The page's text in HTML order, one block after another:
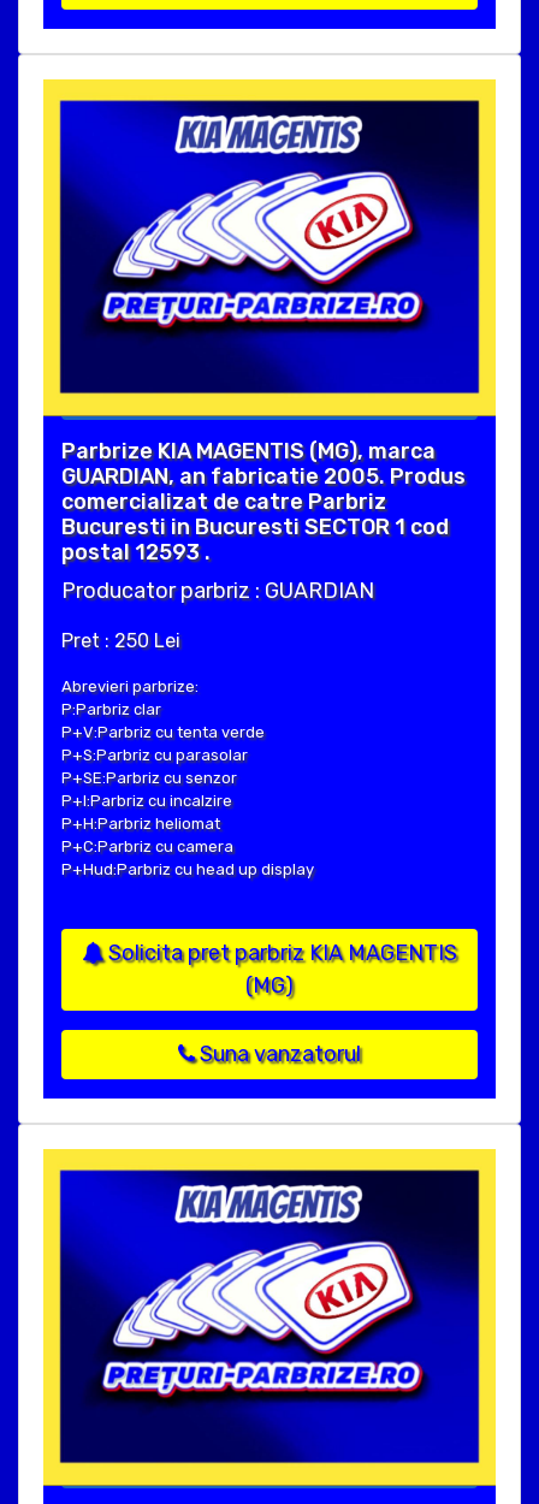
Parbrize KIA MAGENTIS (MG), marca
GUARDIAN, an fabricatie 2005. Produs
comercializat de catre Parbriz
Bucuresti in Bucuresti SECTOR 1 cod
postal 12593 .
Producator parbriz : GUARDIAN
Pret : 250 Lei
Abrevieri parbrize:
P:Parbriz clar
P+V:Parbriz cu tenta verde
P+S:Parbriz cu parasolar
P+SE:Parbriz cu senzor
P+I:Parbriz cu incalzire
P+H:Parbriz heliomat
P+C:Parbriz cu camera
P+Hud:Parbriz cu head up display
Solicita pret parbriz KIA MAGENTIS
(MG)
Suna vanzatorul